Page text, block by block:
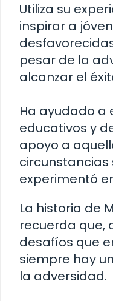
Utiliza su
inspirar a
pesar de la
alcanzar el
Ha ayudado
educativos y
apoyo a
circunstancias
experimentó
La historia de
recuerda que,
desafíos que
siempre hay
la adversidad.